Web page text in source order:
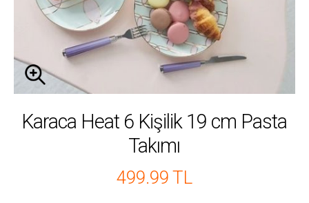
Karaca Heat 6 Kişilik 19 cm Pasta
Takımı
499.99 TL